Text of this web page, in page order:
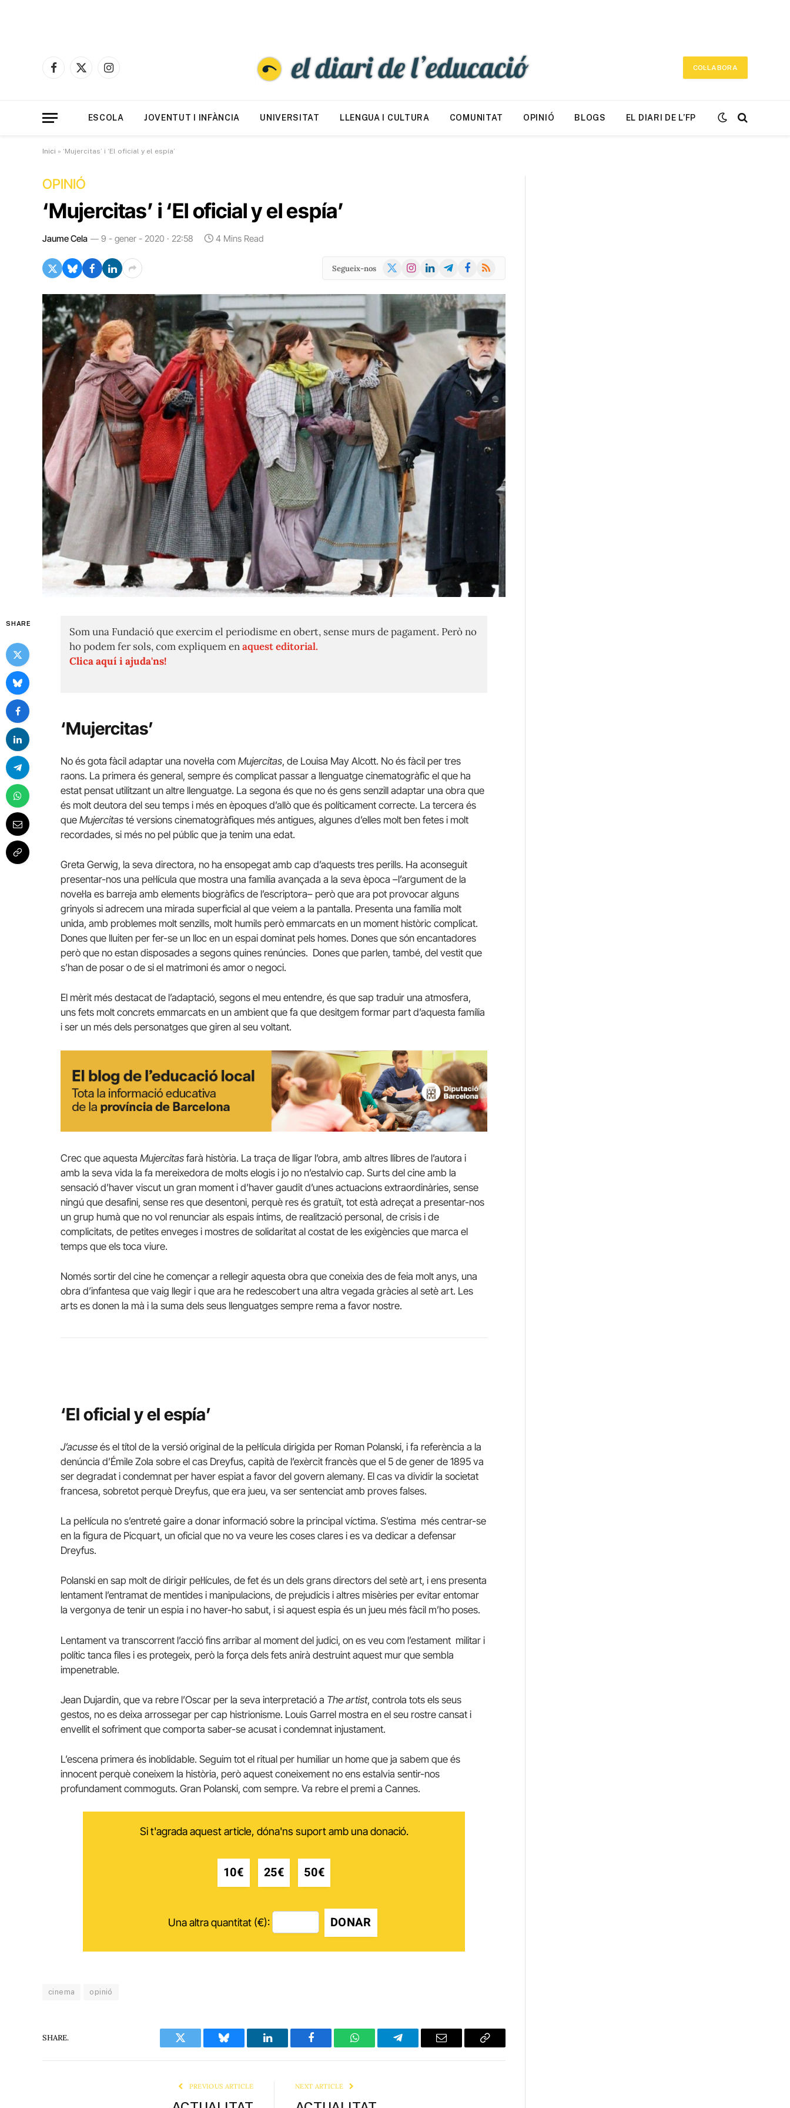
Facebook
X
Instagram
COL·LABORA
ESCOLA JOVENTUT I INFÀNCIA UNIVERSITAT LLENGUA I CULTURA COMUNITAT OPINIÓ BLOGS EL DIARI DE L’FP
Inici » ‘Mujercitas’ i ‘El oficial y el espía’
OPINIÓ
‘Mujercitas’ i ‘El oficial y el espía’
Jaume Cela 9 - gener - 2020 · 22:58 4 Mins Read
Segueix-nos
X
Instagram
LinkedInTelegramFacebook
RSS
SHARE
Som una Fundació que exercim el periodisme en obert, sense murs de pagament. Però no
ho podem fer sols, com expliquem enaquest editorial.
Clica aquí i ajuda'ns!
‘Mujercitas’
No és gota fàcil adaptar una novel·la com Mujercitas, de Louisa May Alcott. No és fàcil per tres
raons. La primera és general, sempre és complicat passar a llenguatge cinematogràfic el que ha
estat pensat utilitzant un altre llenguatge. La segona és que no és gens senzill adaptar una obra que
és molt deutora del seu temps i més en èpoques d’allò que és políticament correcte. La tercera és
que Mujercitas té versions cinematogràfiques més antigues, algunes d’elles molt ben fetes i molt
recordades, si més no pel públic que ja tenim una edat.
Greta Gerwig, la seva directora, no ha ensopegat amb cap d’aquests tres perills. Ha aconseguit
presentar-nos una pel·lícula que mostra una família avançada a la seva època –l’argument de la
novel·la es barreja amb elements biogràfics de l’escriptora– però que ara pot provocar alguns
grinyols si adrecem una mirada superficial al que veiem a la pantalla. Presenta una família molt
unida, amb problemes molt senzills, molt humils però emmarcats en un moment històric complicat.
Dones que lluiten per fer-se un lloc en un espai dominat pels homes. Dones que són encantadores
però que no estan disposades a segons quines renúncies. Dones que parlen, també, del vestit que
s’han de posar o de si el matrimoni és amor o negoci.
El mèrit més destacat de l’adaptació, segons el meu entendre, és que sap traduir una atmosfera,
uns fets molt concrets emmarcats en un ambient que fa que desitgem formar part d’aquesta família
i ser un més dels personatges que giren al seu voltant.
Crec que aquesta Mujercitas farà història. La traça de lligar l’obra, amb altres llibres de l’autora i
amb la seva vida la fa mereixedora de molts elogis i jo no n’estalvio cap. Surts del cine amb la
sensació d’haver viscut un gran moment i d’haver gaudit d’unes actuacions extraordinàries, sense
ningú que desafini, sense res que desentoni, perquè res és gratuït, tot està adreçat a presentar-nos
un grup humà que no vol renunciar als espais íntims, de realització personal, de crisis i de
complicitats, de petites enveges i mostres de solidaritat al costat de les exigències que marca el
temps que els toca viure.
Només sortir del cine he començar a rellegir aquesta obra que coneixia des de feia molt anys, una
obra d’infantesa que vaig llegir i que ara he redescobert una altra vegada gràcies al setè art. Les
arts es donen la mà i la suma dels seus llenguatges sempre rema a favor nostre.
‘El oficial y el espía’
J’acusse és el títol de la versió original de la pel·lícula dirigida per Roman Polanski, i fa referència a la
denúncia d’Émile Zola sobre el cas Dreyfus, capità de l’exèrcit francès que el 5 de gener de 1895 va
ser degradat i condemnat per haver espiat a favor del govern alemany. El cas va dividir la societat
francesa, sobretot perquè Dreyfus, que era jueu, va ser sentenciat amb proves falses.
La pel·lícula no s’entreté gaire a donar informació sobre la principal víctima. S’estima més centrar-se
en la figura de Picquart, un oficial que no va veure les coses clares i es va dedicar a defensar
Dreyfus.
Polanski en sap molt de dirigir pel·lícules, de fet és un dels grans directors del setè art, i ens presenta
lentament l’entramat de mentides i manipulacions, de prejudicis i altres misèries per evitar entomar
la vergonya de tenir un espia i no haver-ho sabut, i si aquest espia és un jueu més fàcil m’ho poses.
Lentament va transcorrent l’acció fins arribar al moment del judici, on es veu com l’estament militar i
polític tanca files i es protegeix, però la força dels fets anirà destruint aquest mur que sembla
impenetrable.
Jean Dujardin, que va rebre l’Oscar per la seva interpretació a The artist, controla tots els seus
gestos, no es deixa arrossegar per cap histrionisme. Louis Garrel mostra en el seu rostre cansat i
envellit el sofriment que comporta saber-se acusat i condemnat injustament.
L’escena primera és inoblidable. Seguim tot el ritual per humiliar un home que ja sabem que és
innocent perquè coneixem la història, però aquest coneixement no ens estalvia sentir-nos
profundament commoguts. Gran Polanski, com sempre. Va rebre el premi a Cannes.
Si t'agrada aquest article, dóna'ns suport amb una donació.
10€ 25€ 50€
Una altra quantitat (€): DONAR
cinema opinió
SHARE.
Twitter Bluesky LinkedIn Facebook WhatsAppTelegram Email
Copy
PREVIOUS ARTICLE NEXT ARTICLE